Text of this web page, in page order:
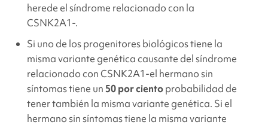
herede el síndrome relacionado con la
CSNK2A1-.
Si uno de los progenitores biológicos tiene la
misma variante genética causante del síndrome
relacionadocon CSNK2A1-el hermano sin
síntomas tiene un 50 por cientoprobabilidad de
tener también la misma variante genética. Si el
hermano sin síntomas tiene la misma variante